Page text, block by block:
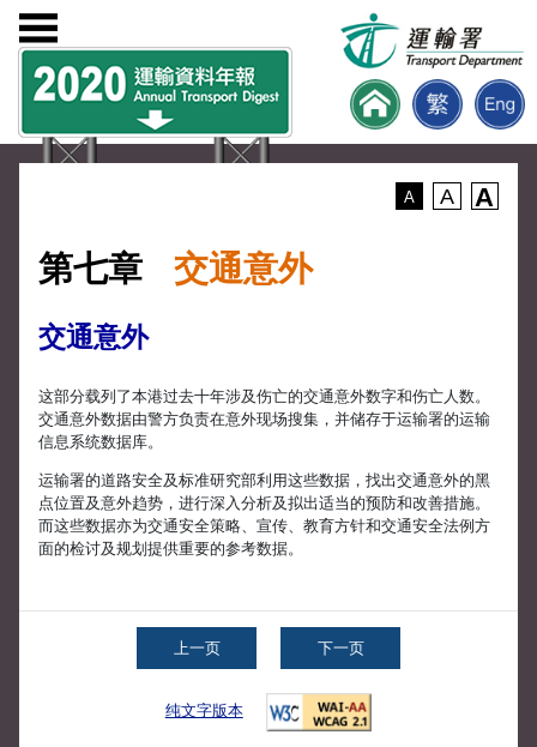
A A A
第七章 交通意外
交通意外
这部分载列了本港过去十年涉及伤亡的交通意外数字和伤亡人数。
交通意外数据由警方负责在意外现场搜集，并储存于运输署的运输
信息系统数据库。
运输署的道路安全及标准研究部利用这些数据，找出交通意外的黑
点位置及意外趋势，进行深入分析及拟出适当的预防和改善措施。
而这些数据亦为交通安全策略、宣传、教育方针和交通安全法例方
面的检讨及规划提供重要的参考数据。
上一页 下一页
纯文字版本